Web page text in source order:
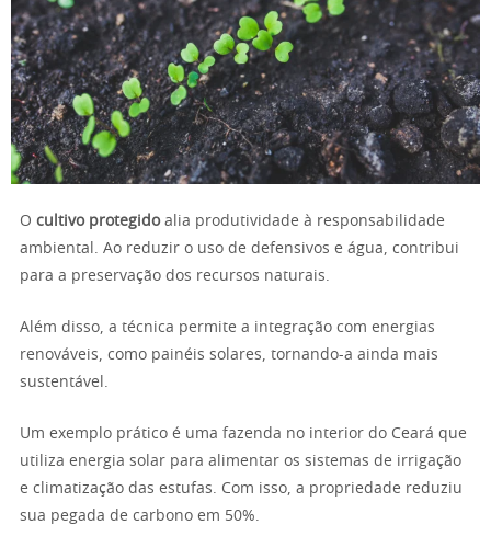
O cultivo protegidoalia produtividade à responsabilidade
ambiental. Ao reduzir o uso de defensivos e água, contribui
para a preservação dos recursos naturais.
Além disso, a técnica permite a integração com energias
renováveis, como painéis solares, tornando-a ainda mais
sustentável.
Um exemplo prático é uma fazenda no interior do Ceará que
utiliza energia solar para alimentar os sistemas de irrigação
e climatização das estufas. Com isso, a propriedade reduziu
sua pegada de carbono em 50%.